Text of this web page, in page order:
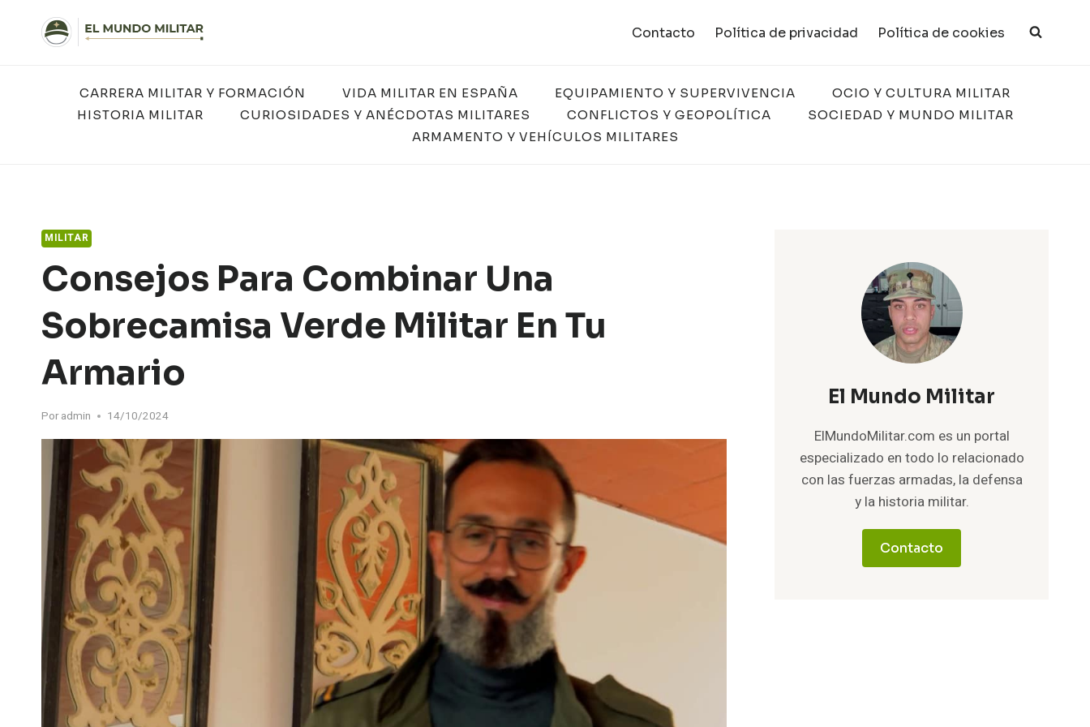
contenido
Contacto Política de privacidad Política de cookies
CARRERA MILITAR Y FORMACIÓN VIDA MILITAR EN ESPAÑA EQUIPAMIENTO Y SUPERVIVENCIA
OCIO Y CULTURA MILITAR
HISTORIA MILITAR
CURIOSIDADES Y ANÉCDOTAS MILITARES CONFLICTOS Y GEOPOLÍTICA
SOCIEDAD Y MUNDO MILITAR
ARMAMENTO Y VEHÍCULOS MILITARES
MILITAR
Consejos Para Combinar Una
Sobrecamisa Verde Militar En Tu
Armario
Por admin 14/10/2024
El Mundo Militar
ElMundoMilitar.com es un portal
especializado en todo lo relacionado
con las fuerzas armadas, la defensa
y la historia militar.
Contacto